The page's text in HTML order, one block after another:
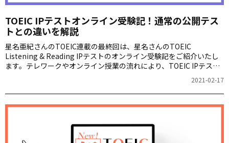
TOEIC IPテストオンライン受験記！通常の公開テス
トとの違いを解説
星名亜紀さんのTOEIC連載の最終回は、星名さんのTOEIC
Listening & Reading IPテストのオンライン受験記をご紹介いたし
ます。テレワークやオンライン授業の流れにより、TOEIC IPテスト
テストの感想や気付きをお伝えします。さらに、受験時間の短さや
受験者のレベルに合わせた問題出題など、IPテストの特徴にも詳し
く触れます。
2021-02-17